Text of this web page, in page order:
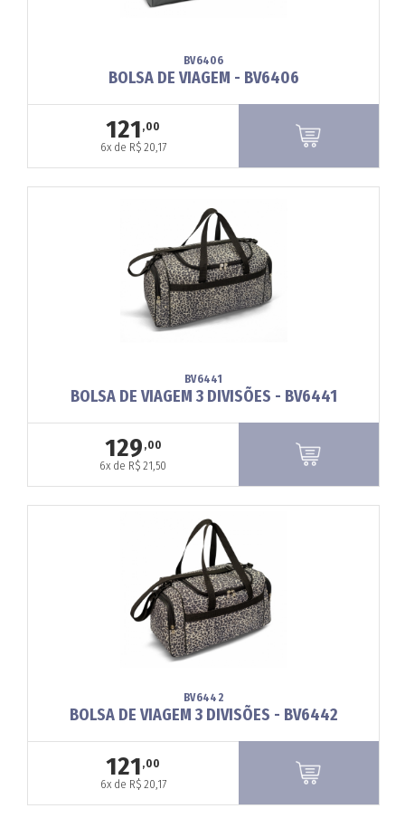
BV6406
BOLSA DE VIAGEM - BV6406
121 ,00
6x de R$ 20,17
BV6441
BOLSA DE VIAGEM 3 DIVISÕES - BV6441
129 ,00
6x de R$ 21,50
BV6442
BOLSA DE VIAGEM 3 DIVISÕES - BV6442
121 ,00
6x de R$ 20,17